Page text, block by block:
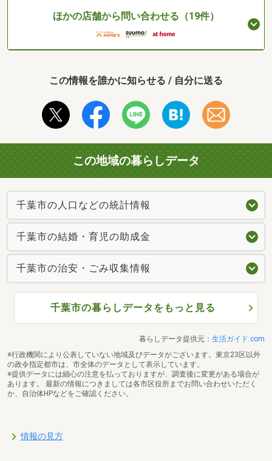
ほかの店舗から問い合わせる（19件）
この情報を誰かに知らせる / 自分に送る
この地域の暮らしデータ
千葉市の人口などの統計情報
千葉市の結婚・育児の助成金
千葉市の治安・ごみ収集情報
千葉市の暮らしデータをもっと見る
暮らしデータ提供元： 生活ガイド.com
※行政機関により公表していない地域及びデータがございます。東京23区以外
の政令指定都市は、市全体のデータとして表示しています。
※提供データには細心の注意を払っておりますが、調査後に変更がある場合が
あります。 最新の情報につきましては各市区役所までお問い合わせいただく
か、自治体HPなどをご確認ください。
情報の見方